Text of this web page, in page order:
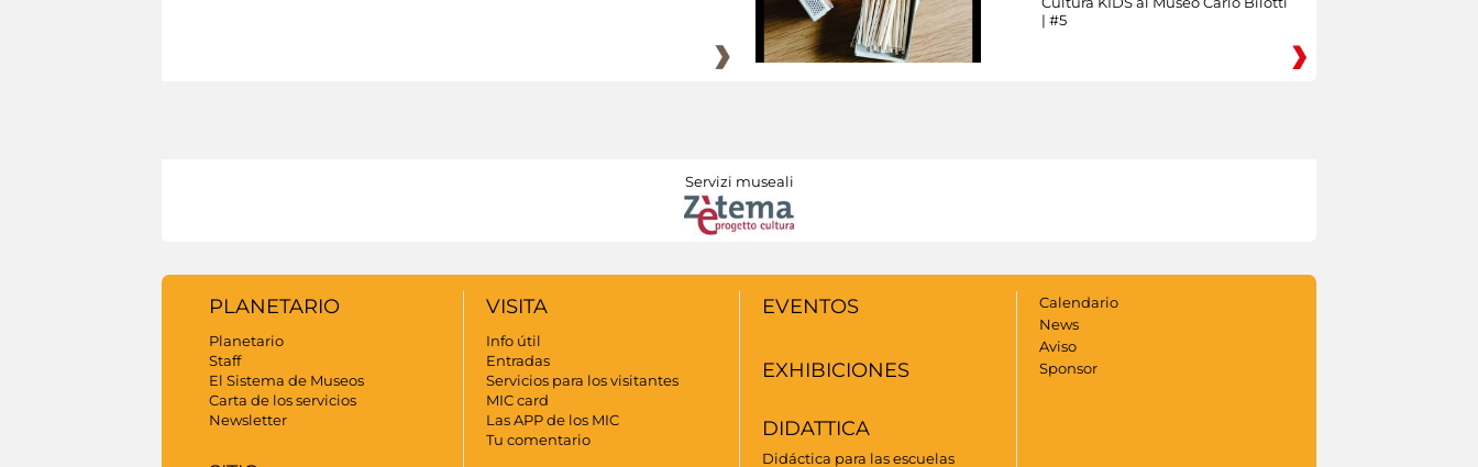
| #5
Servizi museali
PLANETARIO
Planetario
Staff
El Sistema de Museos
Carta de los servicios
Newsletter
VISITA
Info útil
Entradas
Servicios para los visitantes
MIC card
Las APP de los MIC
Tu comentario
EVENTOS
EXHIBICIONES
DIDATTICA
Didáctica para las escuelas
Calendario
News
Aviso
Sponsor